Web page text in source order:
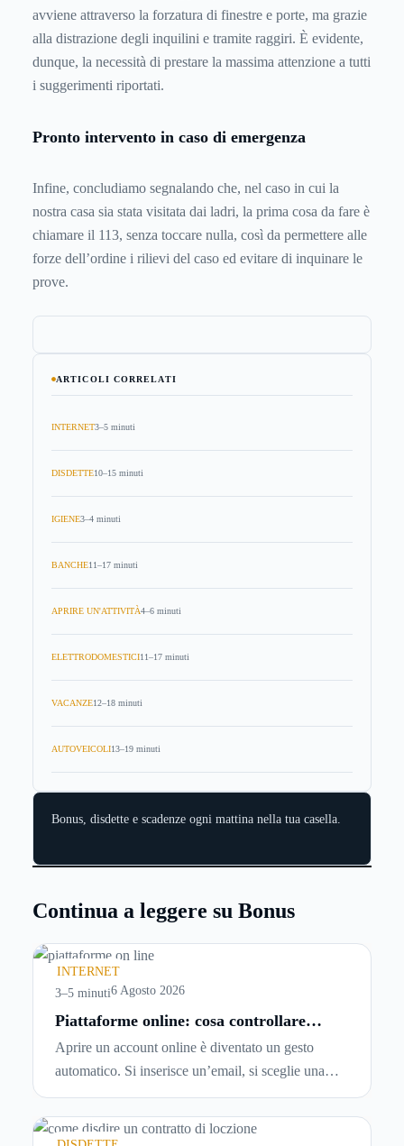
avviene attraverso la forzatura di finestre e porte, ma grazie
alla distrazione degli inquilini e tramite raggiri. È evidente,
dunque, la necessità di prestare la massima attenzione a tutti
i suggerimenti riportati.
Pronto intervento in caso di emergenza
Infine, concludiamo segnalando che, nel caso in cui la
nostra casa sia stata visitata dai ladri, la prima cosa da fare è
chiamare il 113, senza toccare nulla, così da permettere alle
forze dell’ordine i rilievi del caso ed evitare di inquinare le
prove.
ARTICOLI CORRELATI
INTERNET3–5 minuti
DISDETTE10–15 minuti
IGIENE3–4 minuti
BANCHE11–17 minuti
APRIRE UN'ATTIVITÀ4–6 minuti
ELETTRODOMESTICI11–17 minuti
VACANZE12–18 minuti
AUTOVEICOLI13–19 minuti
Bonus, disdette e scadenze ogni mattina nella tua casella.
Continua a leggere su Bonus
INTERNET
3–5 minuti6 Agosto 2026
Piattaforme online: cosa controllare
tempo reale
Aprire un account online è diventato un gesto
automatico. Si inserisce un’email, si sceglie una
password, si accetta una serie di condizioni senza
leggerle davvero. Tutto avviene in pochi minuti,
spesso senza che ci si fermi a capire dove si sta